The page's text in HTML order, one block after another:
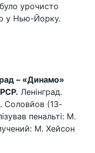
урочисто
у Нью-Йорку.
– «Динамо»
Ленінград.
Соловйов (13-
пенальті: М.
М. Хейсон